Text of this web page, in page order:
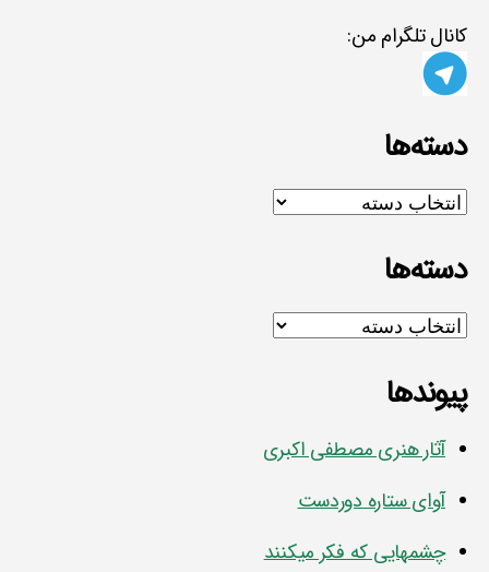
کانال تلگرام من:
دسته‌ها
دسته‌ها
دسته‌ها
دسته‌ها
پیوندها
آثار هنری مصطفی اکبری
آوای ستاره دوردست
چشمهایی که فکر میکنند